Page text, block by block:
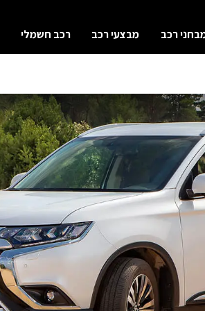
רכב מבצעי רכב רכב חשמלי